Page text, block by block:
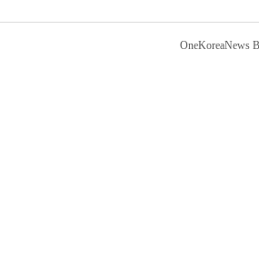
OneKoreaNews